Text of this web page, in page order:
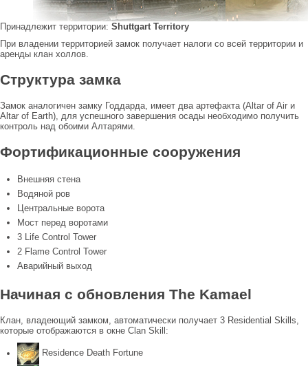
Принадлежит территории: Shuttgart Territory
При владении территорией замок получает налоги со всей территории и
аренды клан холлов.
Структура замка
Замок аналогичен замку Годдарда, имеет два артефакта (Altar of Air и
Altar of Earth), для успешного завершения осады необходимо получить
контроль над обоими Алтарями.
Фортификационные сооружения
Внешняя стена
Водяной ров
Центральные ворота
Мост перед воротами
3 Life Control Tower
2 Flame Control Tower
Аварийный выход
Начиная с обновления The Kamael
Клан, владеющий замком, автоматически получает 3 Residential Skills,
которые отображаются в окне Clan Skill:
Residence Death Fortune